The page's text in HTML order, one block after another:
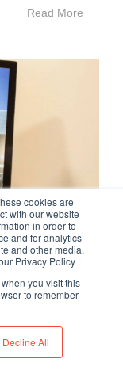
cookies are
with our website
in order to
and for analytics
and other media.
Privacy Policy
you visit this
to remember
Decline All
Read More